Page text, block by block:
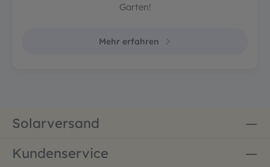
Garten!
Mehr erfahren
Solarversand
Kundenservice